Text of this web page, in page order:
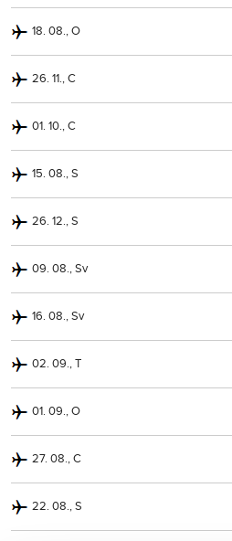
18. 08., O
26. 11., C
01. 10., C
15. 08., S
26. 12., S
09. 08., Sv
16. 08., Sv
02. 09., T
01. 09., O
27. 08., C
22. 08., S